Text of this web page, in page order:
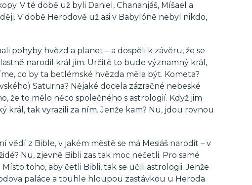
V té době už byli Daniel, Chananjáš, Míšael a
V době Herodově už asi v Babylóně nebyl nikdo,
pohyby hvězd a planet – a dospěli k závěru, že se
narodil král jim. Určitě to bude významný král,
co by ta betlémské hvězda měla být. Kometa?
Saturna? Nějaké docela zázračné nebeské
že to mělo něco společného s astrologií. Když jim
král, tak vyrazili za ním. Jenže kam? Nu, jdou rovnou
vědí z Bible, v jakém městě se má Mesiáš narodit – v
Nu, zjevně Bibli zas tak moc nečetli. Pro samé
toho, aby četli Bibli, tak se učili astrologii. Jenže
paláce a touhle hloupou zastávkou u Heroda